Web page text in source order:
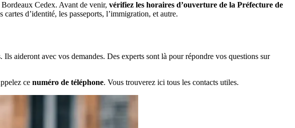
Cedex. Avant de venir, vérifiez les horaires d’ouverture de la Préfecture de
d’identité, les passeports, l’immigration, et autre.
Ils aideront avec vos demandes. Des experts sont là pour répondre vos questions sur
ce numéro de téléphone. Vous trouverez ici tous les contacts utiles.